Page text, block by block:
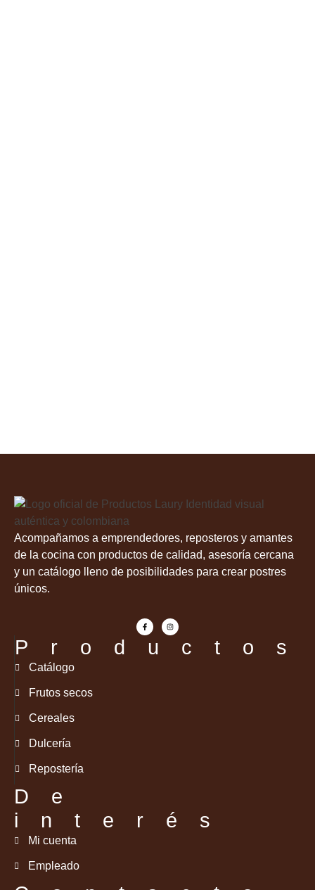
Acompañamos a emprendedores, reposteros y amantes
de la cocina con productos de calidad, asesoría cercana
y un catálogo lleno de posibilidades para crear postres
únicos.
Productos
Catálogo
Frutos secos
Cereales
Dulcería
Repostería
De
interés
Mi cuenta
Empleado